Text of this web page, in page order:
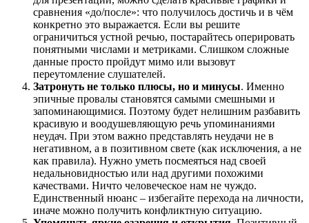
сравнения «до/после»: что получилось достичь и в чём
конкретно это выражается. Если вы решите
ограничиться устной речью, постарайтесь оперировать
понятными числами и метриками. Слишком сложные
данные просто пройдут мимо или вызовут
переутомление слушателей.
Затронуть не только плюсы, но и минусы. Именно
эпичные провалы становятся самыми смешными и
запоминающимися. Поэтому будет нелишним разбавить
красивую и воодушевляющую речь упоминаниями
неудач. При этом важно представлять неудачи не в
негативном, а в позитивном свете (как исключения, а не
как правила). Нужно уметь посмеяться над своей
недальновидностью или над другими похожими
качествами. Ничто человеческое нам не чуждо.
Единственный нюанс – избегайте перехода на личности,
иначе можно получить конфликтную ситуацию.